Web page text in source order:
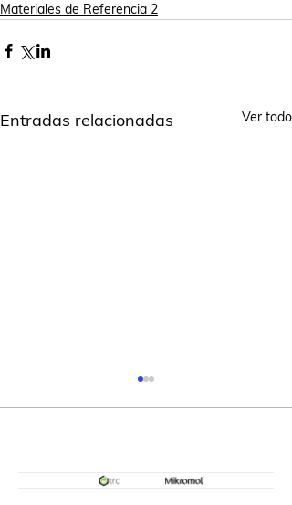
Materiales de Referencia 2
Entradas relacionadas Ver todo